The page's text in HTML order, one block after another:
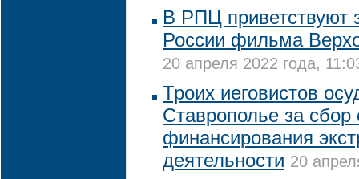
В РПЦ приветствуют
России фильма
20 апреля 2022 года,
Троих иеговистов
Ставрополье за сбор
финансирования
деятельности 20